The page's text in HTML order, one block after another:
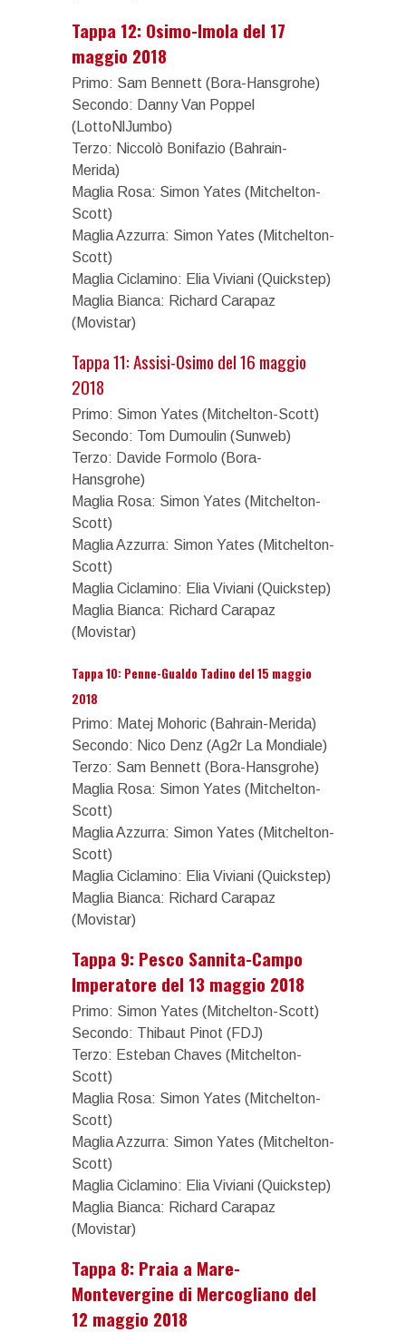
Tappa 12: Osimo-Imola del 17
maggio 2018
Primo: Sam Bennett (Bora-Hansgrohe)
Secondo: Danny Van Poppel
(LottoNlJumbo)
Terzo: Niccolò Bonifazio (Bahrain-
Merida)
Maglia Rosa: Simon Yates (Mitchelton-
Scott)
Maglia Azzurra: Simon Yates (Mitchelton-
Scott)
Maglia Ciclamino: Elia Viviani (Quickstep)
Maglia Bianca: Richard Carapaz
(Movistar)
Tappa 11: Assisi-Osimo del 16 maggio
2018
Primo: Simon Yates (Mitchelton-Scott)
Secondo: Tom Dumoulin (Sunweb)
Terzo: Davide Formolo (Bora-
Hansgrohe)
Maglia Rosa: Simon Yates (Mitchelton-
Scott)
Maglia Azzurra: Simon Yates (Mitchelton-
Scott)
Maglia Ciclamino: Elia Viviani (Quickstep)
Maglia Bianca: Richard Carapaz
(Movistar)
Tappa 10: Penne-Gualdo Tadino del 15 maggio
2018
Primo: Matej Mohoric (Bahrain-Merida)
Secondo: Nico Denz (Ag2r La Mondiale)
Terzo: Sam Bennett (Bora-Hansgrohe)
Maglia Rosa: Simon Yates (Mitchelton-
Scott)
Maglia Azzurra: Simon Yates (Mitchelton-
Scott)
Maglia Ciclamino: Elia Viviani (Quickstep)
Maglia Bianca: Richard Carapaz
(Movistar)
Tappa 9: Pesco Sannita-Campo
Imperatore del 13 maggio 2018
Primo: Simon Yates (Mitchelton-Scott)
Secondo: Thibaut Pinot (FDJ)
Terzo: Esteban Chaves (Mitchelton-
Scott)
Maglia Rosa: Simon Yates (Mitchelton-
Scott)
Maglia Azzurra: Simon Yates (Mitchelton-
Scott)
Maglia Ciclamino: Elia Viviani (Quickstep)
Maglia Bianca: Richard Carapaz
(Movistar)
Tappa 8: Praia a Mare-
Montevergine di Mercogliano del
12 maggio 2018